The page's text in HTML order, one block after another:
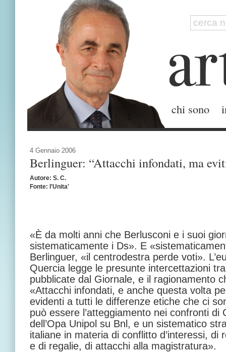
chi sono
4 Gennaio 2006
Berlinguer: “Attacchi infondati, ma
Autore: S. C.
Fonte: l'Unita'
«È da molti anni che Berlusconi e i suoi
sistematicamente i Ds». E
Berlinguer, «il centrodestra perde voti».
Quercia legge le presunte intercettazioni
pubblicate dal Giornale, e il ragionamento
«Attacchi infondati, e anche questa volta
evidenti a tutti le differenze etiche che ci
può essere l’atteggiamento nei confronti di
dell’Opa Unipol su Bnl, e un sistematico
italiane in materia di conflitto d’interessi, di
e di regalie, di attacchi alla magistratura».